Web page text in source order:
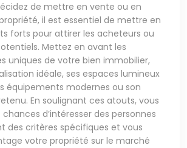
de mettre en vente ou en
il est essentiel de mettre en
forts pour attirer les acheteurs ou
Mettez en avant les
uniques de votre bien immobilier,
idéale, ses espaces lumineux
équipements modernes ou son
En soulignant ces atouts, vous
d’intéresser des personnes
des critères spécifiques et vous
votre propriété sur le marché